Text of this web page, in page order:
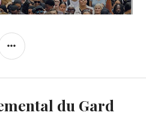
COLONNE
du Gard